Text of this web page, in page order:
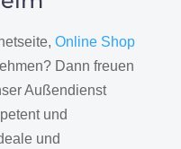
Online Shop
Dann freuen
Außendienst
und
und